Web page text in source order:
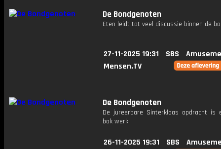
De Bondgenoten
Eten leidt tot veel discussie binnen de
27-11-2025 19:31 SBS
Mensen.TV
De Bondgenoten
De jureerbare Sinterklaas opdracht is
bak werk.
26-11-2025 19:31 SBS